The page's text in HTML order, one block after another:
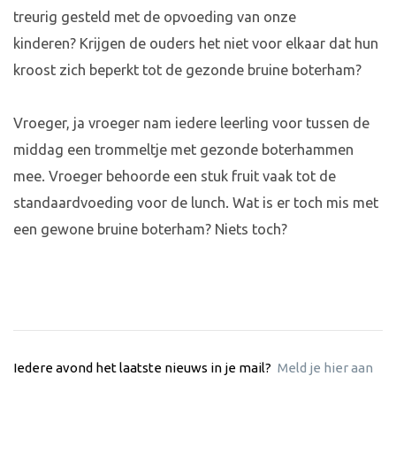
treurig gesteld met de opvoeding van onze
kinderen? Krijgen de ouders het niet voor elkaar dat hun
kroost zich beperkt tot de gezonde bruine boterham?
Vroeger, ja vroeger nam iedere leerling voor tussen de
middag een trommeltje met gezonde boterhammen
mee. Vroeger behoorde een stuk fruit vaak tot de
standaardvoeding voor de lunch. Wat is er toch mis met
een gewone bruine boterham? Niets toch?
Iedere avond het laatste nieuws in je mail? Meld je hier aan